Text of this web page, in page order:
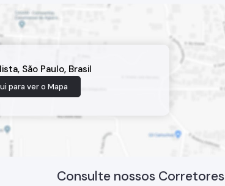
, São Paulo, Brasil
para ver o Mapa
Consulte nossos Corretores